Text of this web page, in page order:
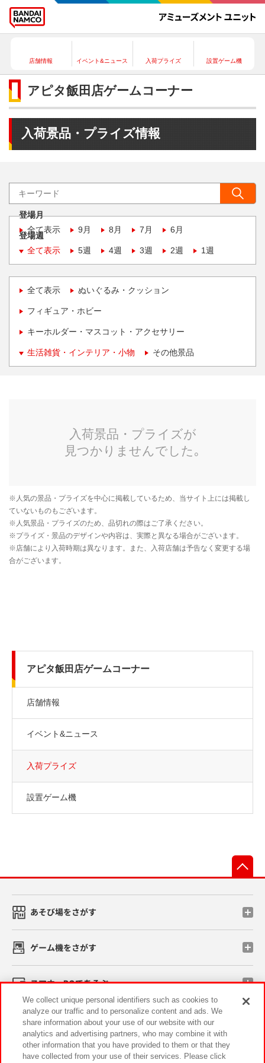
店舗情報 イベント&ニュース 入荷プライズ 設置ゲーム機
アピタ飯田店ゲームコーナー
入荷景品・プライズ情報
登場月
全て表示
9月 8月 7月 6月
登場週
全て表示
5週 4週 3週 2週 1週
全て表示 ぬいぐるみ・クッション
フィギュア・ホビー
キーホルダー・マスコット・アクセサリー
生活雑貨・インテリア・小物 その他景品
アピタ飯田店ゲームコーナー
店舗情報
イベント&ニュース
入荷プライズ
設置ゲーム機
あそび場をさがす
ゲーム機をさがす
スマホ・PCであそぶ
イベント・キャンペーン
We collect unique personal identifiers such as cookies to
analyze our traffic and to personalize content and ads. We
share information about your use of our website with our
analytics and advertising partners, who may combine it with
other information that you have provided to them or that they
have collected from your use of their services. Please click